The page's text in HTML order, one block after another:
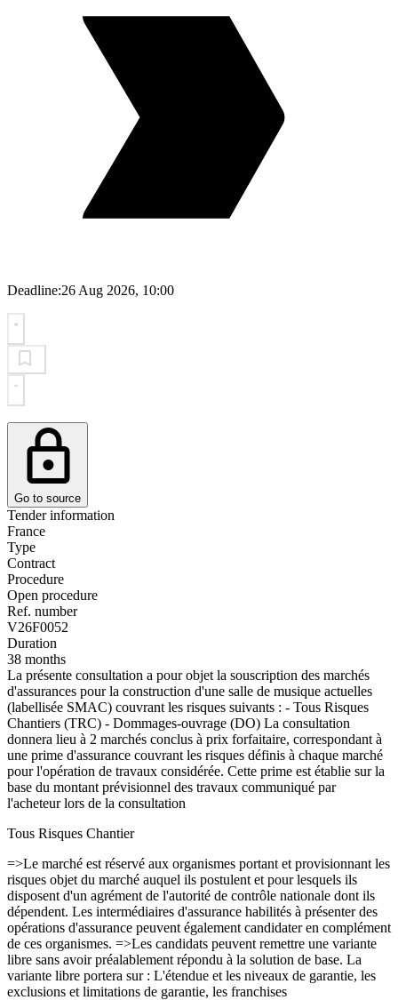
Deadline:26 Aug 2026, 10:00
Go to source
Tender information
France
Type
Contract
Procedure
Open procedure
Ref. number
V26F0052
Duration
38 months
La présente consultation a pour objet la souscription des marchés
d'assurances pour la construction d'une salle de musique actuelles
(labellisée SMAC) couvrant les risques suivants : - Tous Risques
Chantiers (TRC) - Dommages-ouvrage (DO) La consultation
donnera lieu à 2 marchés conclus à prix forfaitaire, correspondant à
une prime d'assurance couvrant les risques définis à chaque marché
pour l'opération de travaux considérée. Cette prime est établie sur la
base du montant prévisionnel des travaux communiqué par
l'acheteur lors de la consultation
Tous Risques Chantier
=>Le marché est réservé aux organismes portant et provisionnant les
risques objet du marché auquel ils postulent et pour lesquels ils
disposent d'un agrément de l'autorité de contrôle nationale dont ils
dépendent. Les intermédiaires d'assurance habilités à présenter des
opérations d'assurance peuvent également candidater en complément
de ces organismes. =>Les candidats peuvent remettre une variante
libre sans avoir préalablement répondu à la solution de base. La
variante libre portera sur : L'étendue et les niveaux de garantie, les
exclusions et limitations de garantie, les franchises